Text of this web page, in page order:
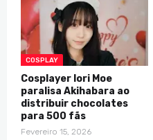
COSPLAY
Cosplayer Iori Moe
paralisa Akihabara ao
distribuir chocolates
para 500 fãs
Fevereiro 15, 2026